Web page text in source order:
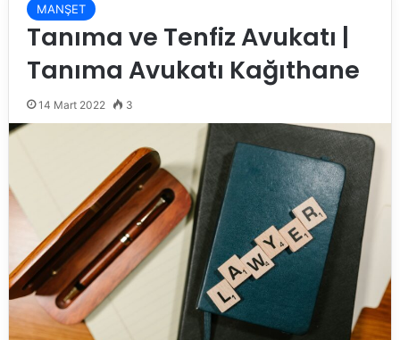
MANŞET
Tanıma ve Tenfiz Avukatı |
Tanıma Avukatı Kağıthane
14 Mart 2022 3